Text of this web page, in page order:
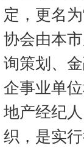
定，更名
协会由本
询策划、
企事业单
地产经纪
织，是实